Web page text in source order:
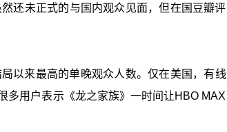
还未正式的与国内观众见面，但在国豆瓣评
以来最高的单晚观众人数。仅在美国，有线
多用户表示《龙之家族》一时间让HBO MAX